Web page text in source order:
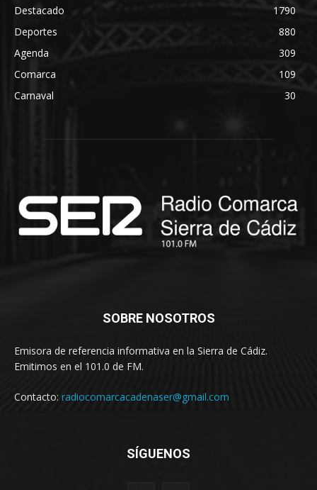
Destacado
1790
Deportes
880
Agenda
309
Comarca
109
Carnaval
30
SOBRE NOSOTROS
Emisora de referencia informativa en la Sierra de Cádiz.
Emitimos en el 101.0 de FM.
Contacto: radiocomarcacadenaser@gmail.com
SÍGUENOS